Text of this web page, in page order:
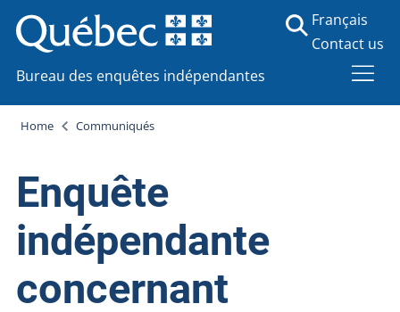
Bureau des enquêtes indépendantes
Français
Contact us
Home Communiqués
Enquête
indépendante
concernant